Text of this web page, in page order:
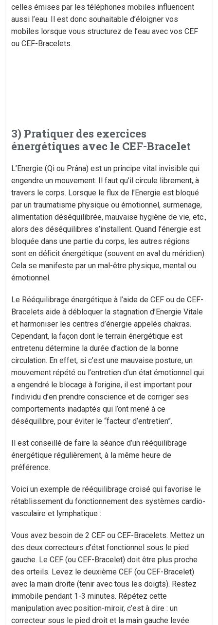
celles émises par les téléphones mobiles influencent
aussi l’eau. Il est donc souhaitable d’éloigner vos
mobiles lorsque vous structurez de l’eau avec vos CEF
ou CEF-Bracelets.
3) Pratiquer des exercices
énergétiques avec le CEF-Bracelet
L’Energie (Qi ou Prâna) est un principe vital invisible qui
engendre un mouvement. Il faut qu’il circule librement, à
travers le corps. Lorsque le flux de l’Energie est bloqué
par un traumatisme physique ou émotionnel, surmenage,
alimentation déséquilibrée, mauvaise hygiène de vie, etc.,
alors des déséquilibres s’installent. Quand l’énergie est
bloquée dans une partie du corps, les autres régions
sont en déficit énergétique (souvent en aval du méridien).
Cela se manifeste par un mal-être physique, mental ou
émotionnel.
Le Rééquilibrage énergétique à l’aide de CEF ou de CEF-
Bracelets aide à débloquer la stagnation d’Energie Vitale
et harmoniser les centres d’énergie appelés chakras.
Cependant, la façon dont le terrain énergétique est
entretenu détermine la durée d’action de la bonne
circulation. En effet, si c’est une mauvaise posture, un
mouvement répété ou l’entretien d’un état émotionnel qui
a engendré le blocage à l’origine, il est important pour
l’individu d’en prendre conscience et de corriger ses
comportements inadaptés qui l’ont mené à ce
déséquilibre, pour éviter le “facteur d’entretien”.
Il est conseillé de faire la séance d’un rééquilibrage
énergétique régulièrement, à la même heure de
préférence.
Voici un exemple de rééquilibrage croisé qui favorise le
rétablissement du fonctionnement des systèmes cardio-
vasculaire et lymphatique :
Vous avez besoin de 2 CEF ou CEF-Bracelets. Mettez un
des deux correcteurs d’état fonctionnel sous le pied
gauche. Le CEF (ou CEF-Bracelet) doit être plus proche
des orteils. Levez le deuxième CEF (ou CEF-Bracelet)
avec la main droite (tenir avec tous les doigts). Restez
immobile pendant 1-3 minutes. Répétez cette
manipulation avec position-miroir, c’est à dire : un
correcteur sous le pied droit et la main gauche levée